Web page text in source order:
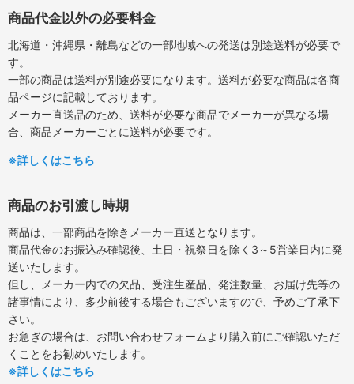
商品代金以外の必要料金
北海道・沖縄県・離島などの一部地域への発送は別途送料が必要で
す。
一部の商品は送料が別途必要になります。送料が必要な商品は各商
品ページに記載しております。
メーカー直送品のため、送料が必要な商品でメーカーが異なる場
合、商品メーカーごとに送料が必要です。
※詳しくはこちら
商品のお引渡し時期
商品は、一部商品を除きメーカー直送となります。
商品代金のお振込み確認後、土日・祝祭日を除く3～5営業日内に発
送いたします。
但し、メーカー内での欠品、受注生産品、発注数量、お届け先等の
諸事情により、多少前後する場合もございますので、予めご了承下
さい。
お急ぎの場合は、お問い合わせフォームより購入前にご確認いただ
くことをお勧めいたします。
※詳しくはこちら